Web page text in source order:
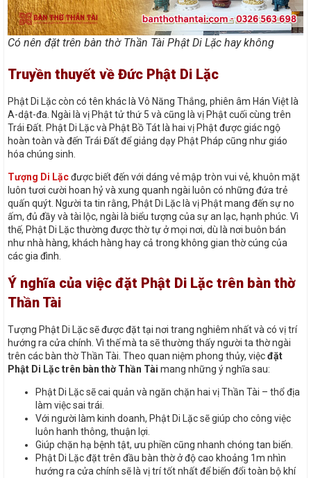
Có nên đặt trên bàn thờ Thần Tài Phật Di Lặc hay không
Truyền thuyết về Đức Phật Di Lặc
Phật Di Lặc còn có tên khác là Vô Năng Thắng, phiên âm Hán Việt là
A-dật-đa. Ngài là vị Phật tử thứ 5 và cũng là vị Phật cuối cùng trên
Trái Đất. Phật Di Lặc và Phật Bồ Tát là hai vị Phật được giác ngộ
hoàn toàn và đến Trái Đất để giảng dạy Phật Pháp cũng như giáo
hóa chúng sinh.
Tượng Di Lặcđược biết đến với dáng vẻ mập tròn vui vẻ, khuôn mặt
luôn tươi cười hoan hỷ và xung quanh ngài luôn có những đứa trẻ
quấn quýt. Người ta tin rằng, Phật Di Lặc là vị Phật mang đến sự no
ấm, đủ đầy và tài lộc, ngài là biểu tượng của sự an lạc, hạnh phúc. Vì
thế, Phật Di Lặc thường được thờ tự ở mọi nơi, dù là nơi buôn bán
như nhà hàng, khách hàng hay cả trong không gian thờ cúng của
các gia đình.
Ý nghĩa của việc đặt Phật Di Lặc trên bàn thờ
Thần Tài
Tượng Phật Di Lặc sẽ được đặt tại nơi trang nghiêm nhất và có vị trí
hướng ra cửa chính. Vì thế mà ta sẽ thường thấy người ta thờ ngài
trên các bàn thờ Thần Tài. Theo quan niệm phong thủy, việcđặt
Phật Di Lặc trên bàn thờ Thần Tài mang những ý nghĩa sau:
Phật Di Lặc sẽ cai quản và ngăn chặn hai vị Thần Tài – thổ địa
làm việc sai trái.
Với người làm kinh doanh, Phật Di Lặc sẽ giúp cho công việc
luôn hanh thông, thuận lợi.
Giúp chặn hạ bệnh tật, ưu phiền cũng nhanh chóng tan biến.
Phật Di Lặc đặt trên đầu bàn thờ ở độ cao khoảng 1m nhìn
hướng ra cửa chính sẽ là vị trí tốt nhất để biến đổi toàn bộ khí